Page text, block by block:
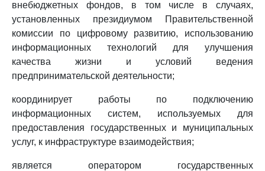
внебюджетных фондов, в том числе в случаях,
установленных президиумом Правительственной
комиссии по цифровому развитию, использованию
информационных технологий для улучшения
качества жизни и условий ведения
предпринимательской деятельности;
координирует работы по подключению
информационных систем, используемых для
предоставления государственных и муниципальных
услуг, к инфраструктуре взаимодействия;
является оператором государственных